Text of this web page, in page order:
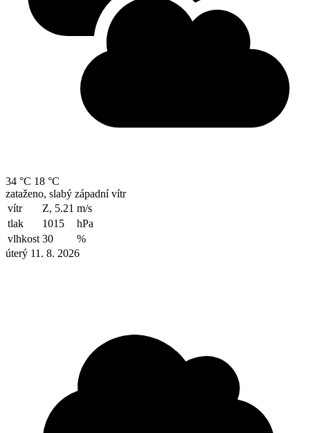
34 °C 18 °C
zataženo, slabý západní vítr
vítr
Z, 5.21 m/s
tlak
1015
hPa
vlhkost 30
%
úterý 11. 8. 2026